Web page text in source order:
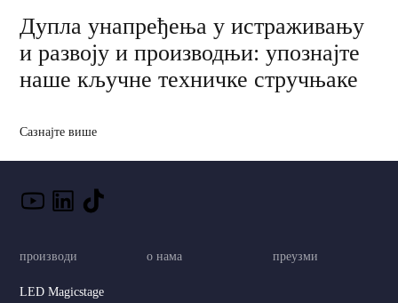
Дупла унапређења у истраживању
и развоју и производњи: упознајте
наше кључне техничке стручњаке
Сазнајте више
производи
LED Magicstage
о нама преузми